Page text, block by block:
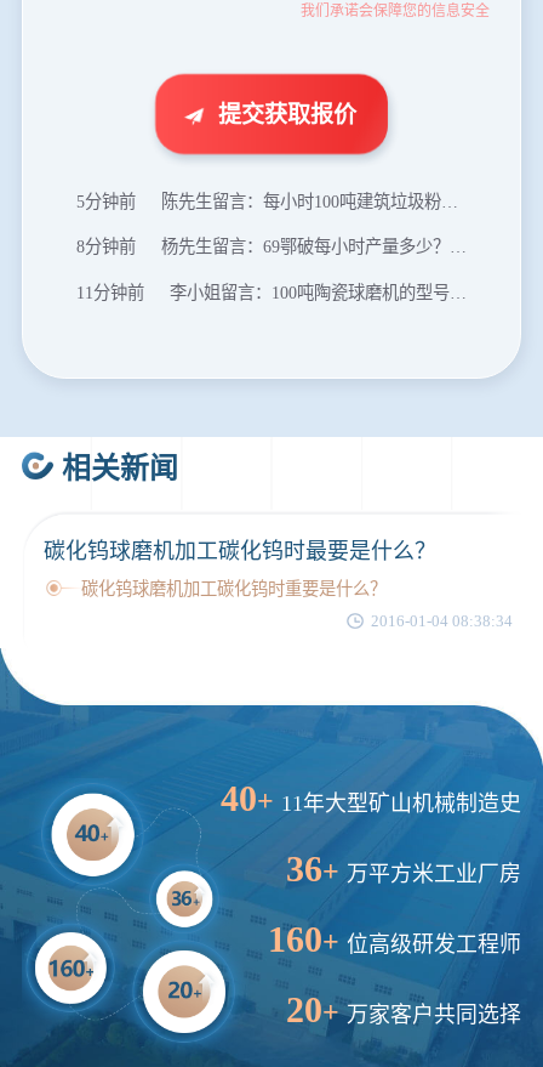
我们承诺会保障您的信息安全
提交获取报价
张先生留言：碎石机有几种型号？碎石机械设备一套价格？
谢先生留言：球磨机多少钱一台？提供型号和参数。
王先生留言：建一条石料破碎生产线，规模300吨/小时，提供设备选型和报价。
5分钟前 陈先生留言：每小时100吨建筑垃圾粉碎机？推荐用什么型号？
8分钟前 杨先生留言：69鄂破每小时产量多少？参数和工作视频。
11分钟前 李小姐留言：100吨陶瓷球磨机的型号和参数？
20分钟前 马先生留言：提供移动破碎机图片价格表。
35分钟前 张先生留言：碎石机有几种型号？碎石机械设备一套价格？
1分钟前 谢先生留言：球磨机多少钱一台？提供型号和参数。
王先生留言：建一条石料破碎生产线，规模300吨/小时，提供设备选型和报价。
相关新闻
碳化钨球磨机加工碳化钨时最要是什么？
碳化钨球磨机加工碳化钨时重要是什么？
2016-01-04 08:38:34
40+ 11年大型矿山机械制造史
36+ 万平方米工业厂房
160+ 位高级研发工程师
20+ 万家客户共同选择